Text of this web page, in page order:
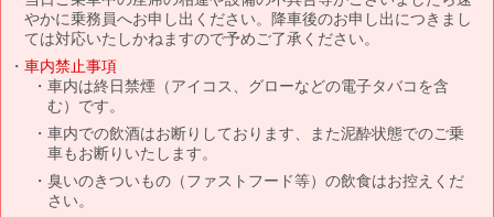
やかに乗務員へお申し出ください。降車後のお申し出につきまし
ては対応いたしかねますので予めご了承ください。
車内禁止事項
車内は終日禁煙（アイコス、グローなどの電子タバコを含
む）です。
車内での飲酒はお断りしております、また泥酔状態でのご乗
車もお断りいたします。
臭いのきついもの（ファストフード等）の飲食はお控えくだ
さい。